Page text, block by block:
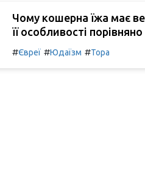
Чому кошерна їжа має
її особливості
#Євреї #Юдаїзм #Тора